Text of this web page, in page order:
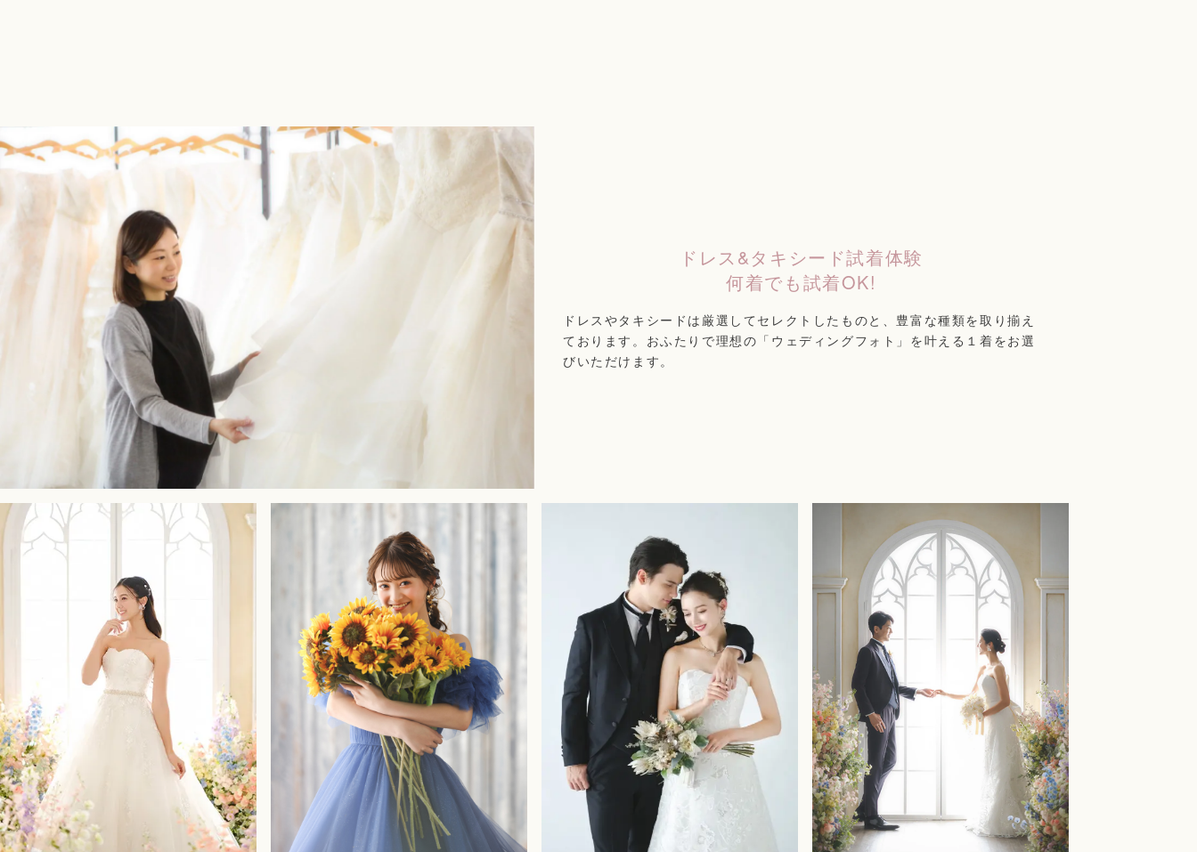
ドレス&タキシード試着体験
何着でも試着OK!
ドレスやタキシードは厳選してセレクトしたものと、豊富な種類を取り揃え
ております。おふたりで理想の「ウェディングフォト」を叶える１着をお選
びいただけます。